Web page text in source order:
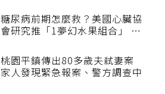
糖尿病前期怎麼救？美國心臟協
會研究推「1夢幻水果組合」 酪
桃園平鎮傳出80多歲夫弒妻案
家人發現緊急報案、警方調查中